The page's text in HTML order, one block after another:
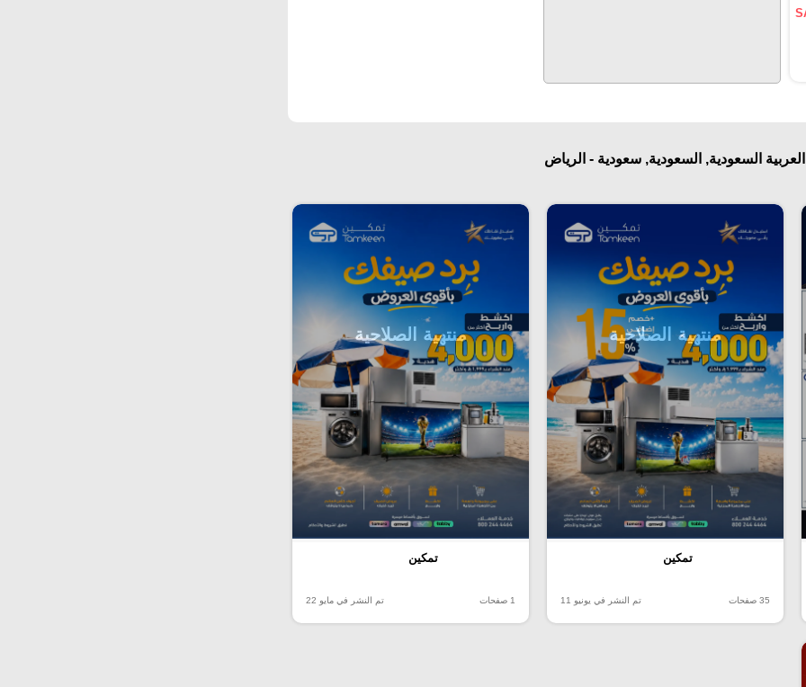
السعودية, السعودية, سعودية - الرياض
منتهية الصلاحية
تمكين
35 صفحات تم النشر في يونيو 11
منتهية الصلاحية
تمكين
1 صفحات تم النشر في مايو 22